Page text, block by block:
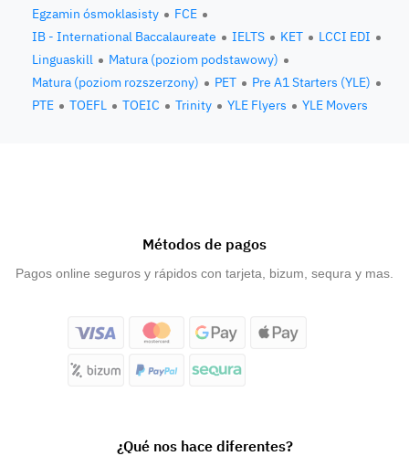
Egzamin ósmoklasisty
FCE
IB - International Baccalaureate
IELTS KET
LCCI EDI
Linguaskill
Matura (poziom podstawowy)
Matura (poziom rozszerzony)
PET
Pre A1 Starters (YLE)
PTE
TOEFL TOEIC Trinity YLE Flyers YLE Movers
Métodos de pagos
Pagos online seguros y rápidos con tarjeta, bizum, sequra y mas.
¿Qué nos hace diferentes?